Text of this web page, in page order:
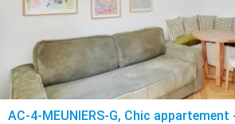
AC-4-MEUNIERS-G, Chic